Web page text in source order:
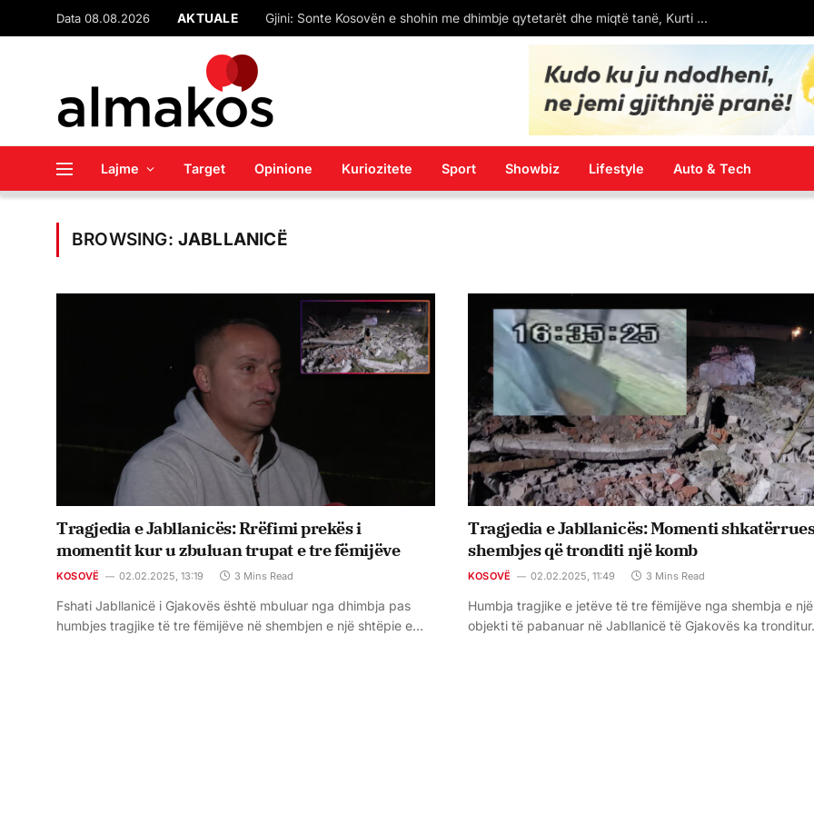
Data 08.08.2026 AKTUALE “Çfarë pret SPAK-u”? Mesazhi që lanë protestuesit në Bulevard (FOTO)
Lajme Target Opinione Kuriozitete Sport Showbiz Lifestyle Auto & Tech
BROWSING: JABLLANICË
Tragjedia e Jabllanicës: Rrëfimi prekës i
momentit kur u zbuluan trupat e tre fëmijëve
KOSOVË 02.02.2025, 13:19 3 Mins Read
Fshati Jabllanicë i Gjakovës është mbuluar nga dhimbja pas
humbjes tragjike të tre fëmijëve në shembjen e një shtëpie e…
Tragjedia e Jabllanicës: Momenti
shembjes që tronditi një komb
KOSOVË 02.02.2025, 11:49 3 Mins Read
Humbja tragjike e jetëve të tre fëmijëve nga shembja e një
objekti të pabanuar në Jabllanicë të Gjakovës ka